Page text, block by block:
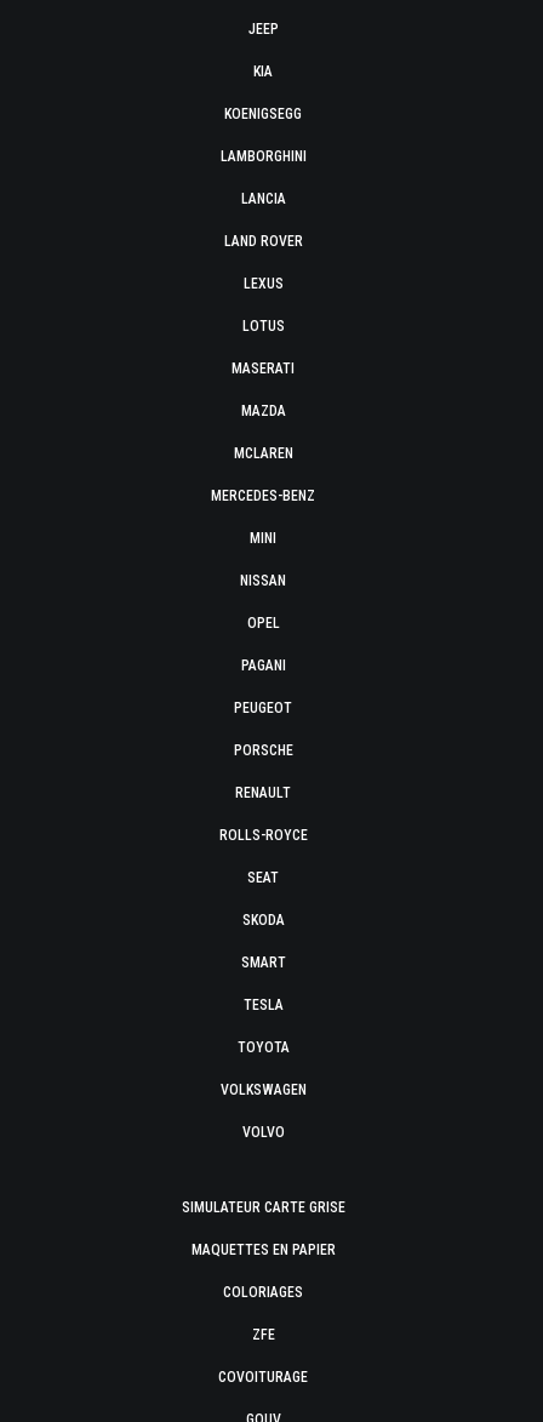
JEEP
KIA
KOENIGSEGG
LAMBORGHINI
LANCIA
LAND ROVER
LEXUS
LOTUS
MASERATI
MAZDA
MCLAREN
MERCEDES-BENZ
MINI
NISSAN
OPEL
PAGANI
PEUGEOT
PORSCHE
RENAULT
ROLLS-ROYCE
SEAT
SKODA
SMART
TESLA
TOYOTA
VOLKSWAGEN
VOLVO
SIMULATEUR CARTE GRISE
MAQUETTES EN PAPIER
COLORIAGES
ZFE
COVOITURAGE